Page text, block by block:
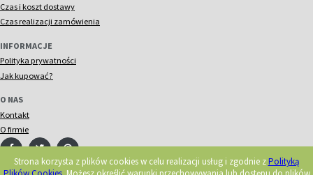
Strona korzysta z plików cookies w celu realizacji usług i zgodnie zPolityką
Czas i koszt dostawy
Czas realizacji zamówienia
INFORMACJE
Polityka prywatności
Jak kupować?
O NAS
Kontakt
O firmie